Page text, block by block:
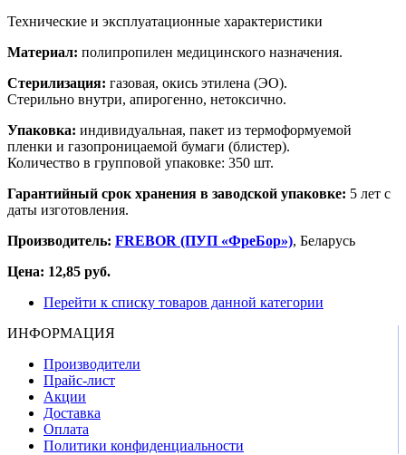
Технические и эксплуатационные характеристики
Материал: полипропилен медицинского назначения.
Стерилизация: газовая, окись этилена (ЭО).
Стерильно внутри, апирогенно, нетоксично.
Упаковка: индивидуальная, пакет из термоформуемой
пленки и газопроницаемой бумаги (блистер).
Количество в групповой упаковке: 350 шт.
Гарантийный срок хранения в заводской упаковке: 5 лет с
даты изготовления.
Производитель: FREBOR (ПУП «ФреБор»), Беларусь
Цена: 12,85 руб.
Перейти к списку товаров данной категории
ИНФОРМАЦИЯ
Производители
Прайс-лист
Акции
Доставка
Оплата
Политики конфиденциальности